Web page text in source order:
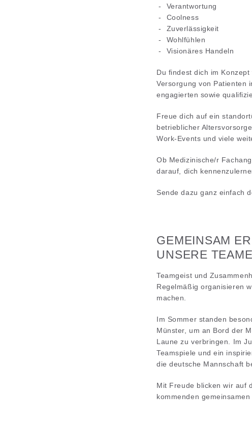
Verantwortung
Coolness
Zuverlässigkeit
Wohlfühlen
Visionäres Handeln
Du findest dich im
Versorgung von Patienten
engagierten sowie
Freue dich auf ein
betrieblicher
Work-Events und viele
Ob Medizinische/r
darauf, dich
Sende dazu ganz einfach
GEMEINSAM
UNSERE
Teamgeist und
Regelmäßig organisieren
machen.
Im Sommer standen
Münster, um an Bord der
Laune zu verbringen. Im
Teamspiele und ein
die deutsche Mannschaft
Mit Freude blicken wir auf
kommenden